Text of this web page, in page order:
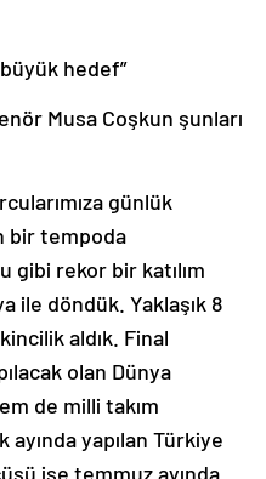
hedef”
Musa Coşkun şunları
günlük
bir tempoda
gibi rekor bir katılım
ile döndük. Yaklaşık 8
aldık. Final
olan Dünya
de milli takım
yapılan Türkiye
ise temmuz ayında